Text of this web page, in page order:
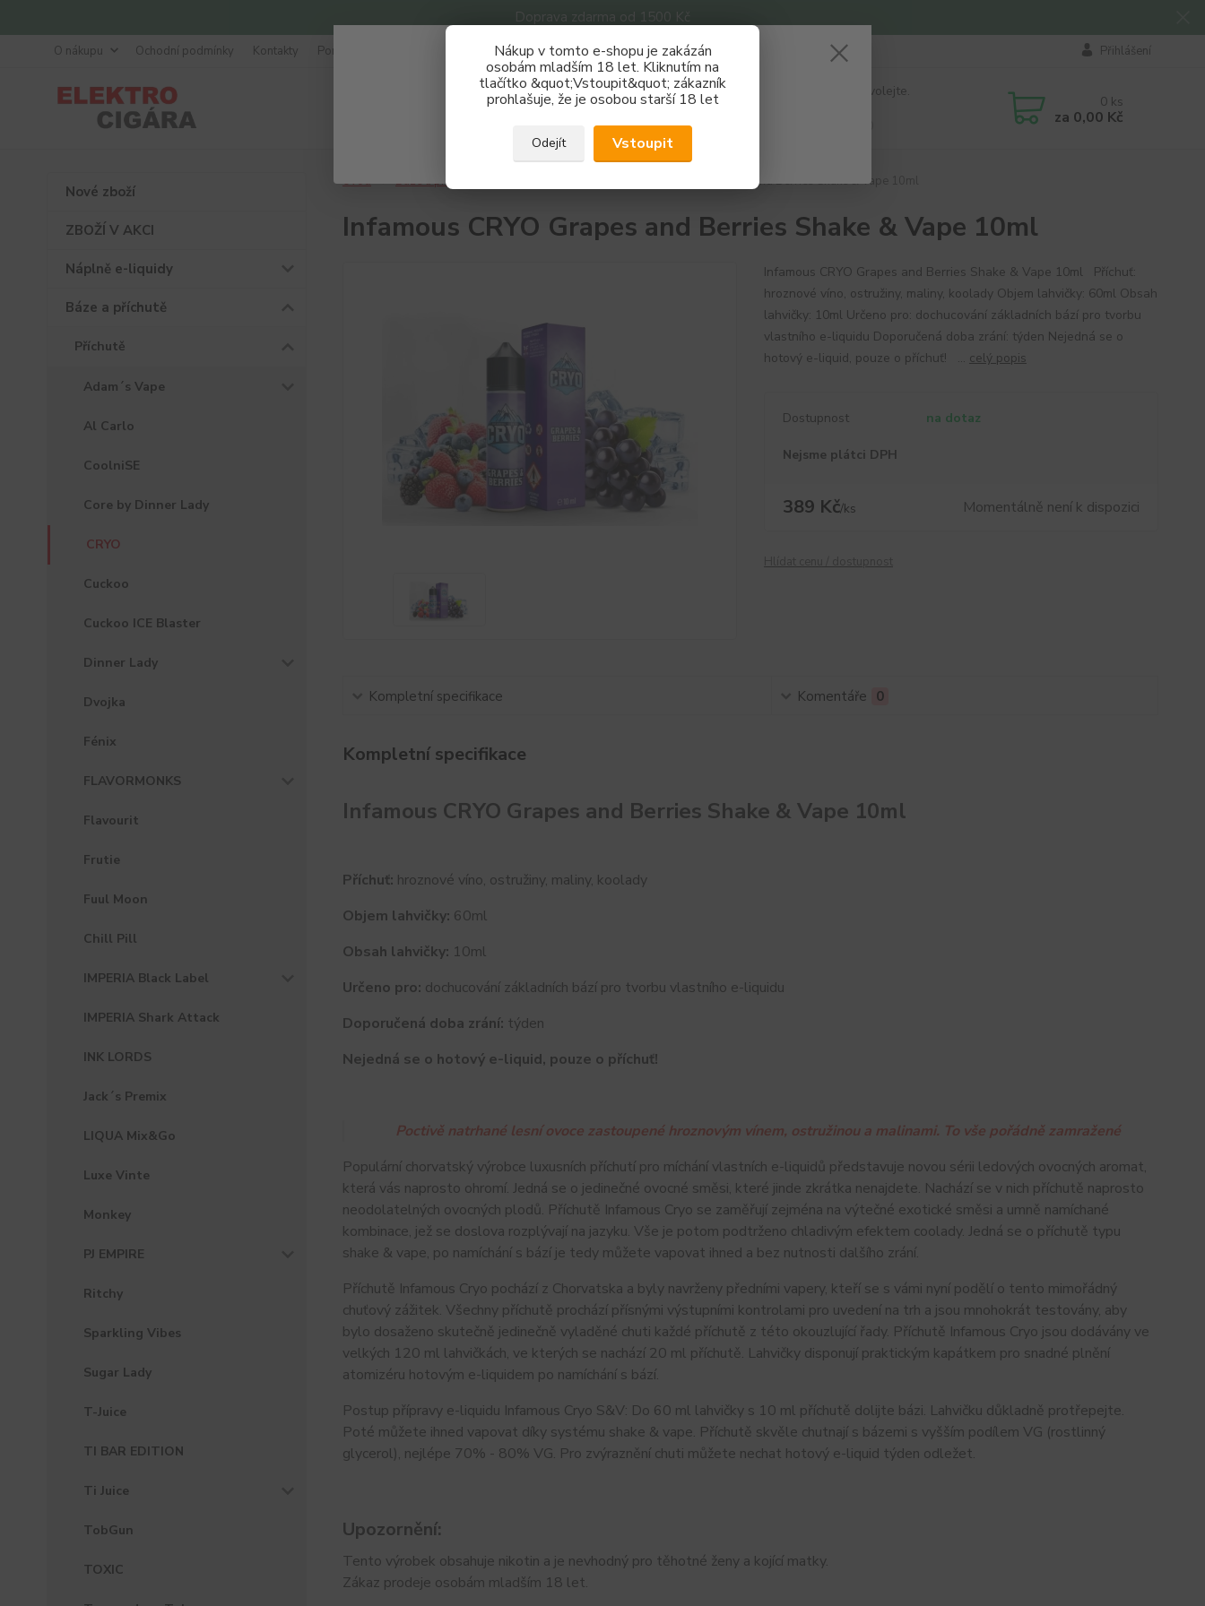
Doprava zdarma od 1500 Kč
Nákup v tomto e-shopu je zakázán
osobám mladším 18 let. Kliknutím na
tlačítko &quot;Vstoupit&quot; zákazník
prohlašuje, že je osobou starší 18 let
Odejít Vstoupit
O nákupu Ochodní podmínky Kontakty Poradna Přihlášení
Hledat
Nevíte si rady? Zavolejte.
0 ks
za 0,00 Kč
Nové zboží
ZBOŽÍ V AKCI
Náplně e-liquidy
Báze a příchutě
Příchutě
Adam´s Vape
Al Carlo
CoolniSE
Core by Dinner Lady
CRYO
Cuckoo
Cuckoo ICE Blaster
Dinner Lady
Dvojka
Fénix
FLAVORMONKS
Flavourit
Frutie
Fuul Moon
Chill Pill
IMPERIA Black Label
IMPERIA Shark Attack
INK LORDS
Jack´s Premix
LIQUA Mix&Go
Luxe Vinte
Monkey
PJ EMPIRE
Ritchy
Sparkling Vibes
Sugar Lady
T-Juice
TI BAR EDITION
Ti Juice
TobGun
TOXIC
Úvod Báze a příchutě Infamous CRYO Grapes and Berries Shake & Vape 10ml
Infamous CRYO Grapes and Berries Shake & Vape 10ml
Infamous CRYO Grapes and Berries Shake & Vape 10ml Příchuť:
hroznové víno, ostružiny, maliny, koolady Objem lahvičky: 60ml Obsah
lahvičky: 10ml Určeno pro: dochucování základních bází pro tvorbu
vlastního e-liquidu Doporučená doba zrání: týden Nejedná se o
hotový e-liquid, pouze o příchuť! ... celý popis
Dostupnost na dotaz
Nejsme plátci DPH
389 Kč/ks Momentálně není k dispozici
Kompletní specifikace Komentáře 0
Kompletní specifikace
Infamous CRYO Grapes and Berries Shake & Vape 10ml
Příchuť: hroznové víno, ostružiny, maliny, koolady
Objem lahvičky: 60ml
Obsah lahvičky: 10ml
Určeno pro: dochucování základních bází pro tvorbu vlastního e-liquidu
Doporučená doba zrání: týden
Nejedná se o hotový e-liquid, pouze o příchuť!
Poctivě natrhané lesní ovoce zastoupené hroznovým vínem, ostružinou a malinami. To vše pořádně zamražené
Populární chorvatský výrobce luxusních příchutí pro míchání vlastních e-liquidů představuje novou sérii ledových ovocných aromat,
která vás naprosto ohromí. Jedná se o jedinečné ovocné směsi, které jinde zkrátka nenajdete. Nachází se v nich příchutě naprosto
neodolatelných ovocných plodů. Příchutě Infamous Cryo se zaměřují zejména na výtečné exotické směsi a umně namíchané
kombinace, jež se doslova rozplývají na jazyku. Vše je potom podtrženo chladivým efektem coolady. Jedná se o příchutě typu
shake & vape, po namíchání s bází je tedy můžete vapovat ihned a bez nutnosti dalšího zrání.
Příchutě Infamous Cryo pochází z Chorvatska a byly navrženy předními vapery, kteří se s vámi nyní podělí o tento mimořádný
chuťový zážitek. Všechny příchutě prochází přísnými výstupními kontrolami pro uvedení na trh a jsou mnohokrát testovány, aby
bylo dosaženo skutečně jedinečně vyladěné chuti každé příchutě z této okouzlující řady. Příchutě Infamous Cryo jsou dodávány ve
velkých 120 ml lahvičkách, ve kterých se nachází 20 ml příchutě. Lahvičky disponují praktickým kapátkem pro snadné plnění
atomizéru hotovým e-liquidem po namíchání s bází.
Postup přípravy e-liquidu Infamous Cryo S&V: Do 60 ml lahvičky s 10 ml příchutě dolijte bázi. Lahvičku důkladně protřepejte.
Poté můžete ihned vapovat díky systému shake & vape. Příchutě skvěle chutnají s bázemi s vyšším podílem VG (rostlinný
glycerol), nejlépe 70% - 80% VG. Pro zvýraznění chuti můžete nechat hotový e-liquid týden odležet.
Upozornění:
Tento výrobek obsahuje nikotin a je nevhodný pro těhotné ženy a kojící matky.
Zákaz prodeje osobám mladším 18 let.
Získej slevu 3%
Zaregistruj se a nakupuj se slevou právě teď!
REGISTRAČNÍ FORMULÁŘ
Zavřít